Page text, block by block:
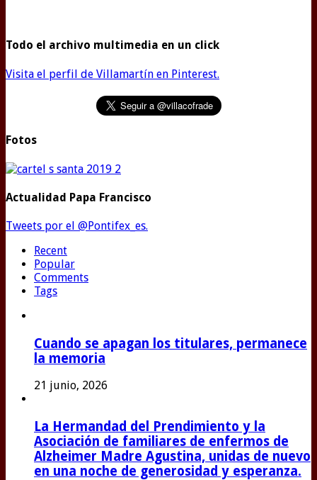
Todo el archivo multimedia en un click
Visita el perfil de Villamartín en Pinterest.
Fotos
Actualidad Papa Francisco
Tweets por el @Pontifex_es.
Recent
Popular
Comments
Tags
Cuando se apagan los titulares, permanece
la memoria
21 junio, 2026
La Hermandad del Prendimiento y la
Asociación de familiares de enfermos de
Alzheimer Madre Agustina, unidas de nuevo
en una noche de generosidad y esperanza.